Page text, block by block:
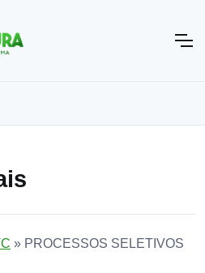
» PROCESSOS SELETIVOS